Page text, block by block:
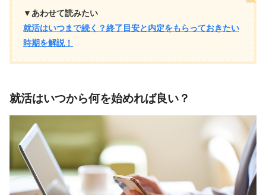
▼あわせて読みたい
就活はいつまで続く？終了目安と内定をもらっておきたい
時期を解説！
就活はいつから何を始めれば良い？